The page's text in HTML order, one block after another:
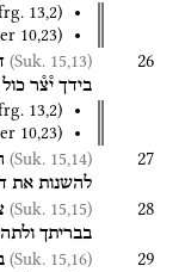
13,2)
10,23)
26
(Suk. 15,13)
בידך י֯צ֯ר כול
13,2)
10,23)
27
(Suk. 15,14)
להשנות את
28
(Suk. 15,15)
בבריתך
29
(Suk. 15,16)